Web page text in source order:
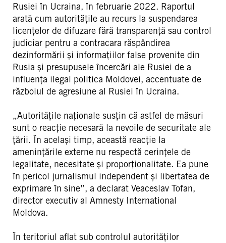
Rusiei în Ucraina, în februarie 2022. Raportul
arată cum autoritățile au recurs la suspendarea
licențelor de difuzare fără transparență sau control
judiciar pentru a contracara răspândirea
dezinformării și informațiilor false provenite din
Rusia și presupusele încercări ale Rusiei de a
influența ilegal politica Moldovei, accentuate de
războiul de agresiune al Rusiei în Ucraina.
„Autoritățile naționale susțin că astfel de măsuri
sunt o reacție necesară la nevoile de securitate ale
țării. În același timp, această reacție la
amenințările externe nu respectă cerințele de
legalitate, necesitate și proporționalitate. Ea pune
în pericol jurnalismul independent și libertatea de
exprimare în sine”, a declarat Veaceslav Tofan,
director executiv al Amnesty International
Moldova.
În teritoriul aflat sub controlul autorităților